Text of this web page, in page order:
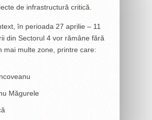
de infrastructură critică.
în perioada 27 aprilie – 11
din Sectorul 4 vor rămâne fără
mai multe zone, printre care:
Măgurele